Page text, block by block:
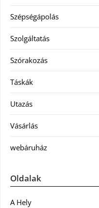
Szépségápolás
Szolgáltatás
Szórakozás
Táskák
Utazás
Vásárlás
webáruház
Oldalak
A Hely